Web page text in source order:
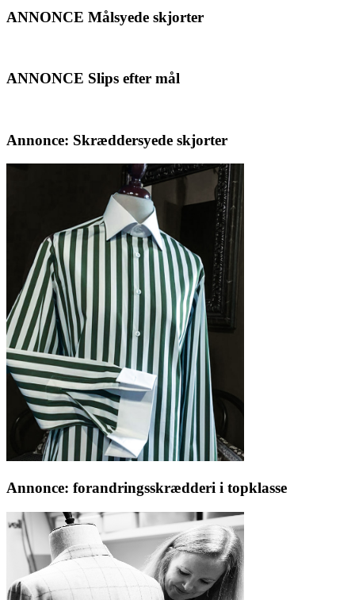
ANNONCE Målsyede skjorter
ANNONCE Slips efter mål
Annonce: Skræddersyede skjorter
Annonce: forandringsskrædderi i topklasse